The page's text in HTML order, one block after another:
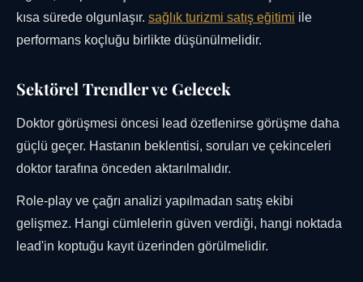
kısa sürede olgunlaşır. sağlık turizmi satış eğitimi ile
performans koçluğu birlikte düşünülmelidir.
Sektörel Trendler ve Gelecek
Doktor görüşmesi öncesi lead özetlenirse görüşme daha
güçlü geçer. Hastanın beklentisi, soruları ve çekinceleri
doktor tarafına önceden aktarılmalıdır.
Role-play ve çağrı analizi yapılmadan satış ekibi
gelişmez. Hangi cümlelerin güven verdiği, hangi noktada
lead'in koptuğu kayıt üzerinden görülmelidir.